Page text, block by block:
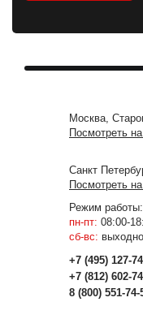
Москва,
Посмотреть
Санкт
Посмотреть
Режим работы:
пн-пт: 08:00-
сб-вс:
+7 (495) 127-
+7 (812) 602-
8 (800) 551-74-